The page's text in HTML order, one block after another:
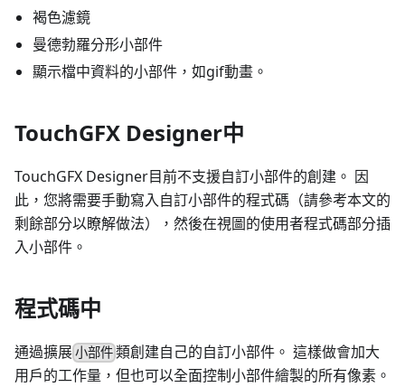
褐色濾鏡
曼德勃羅分形小部件
顯示檔中資料的小部件，如gif動畫。
TouchGFX Designer中
TouchGFX Designer目前不支援自訂小部件的創建。 因
此，您將需要手動寫入自訂小部件的程式碼（請參考本文的
剩餘部分以瞭解做法），然後在視圖的使用者程式碼部分插
入小部件。
程式碼中
通過擴展小部件 類創建自己的自訂小部件。 這樣做會加大
用戶的工作量，但也可以全面控制小部件繪製的所有像素。